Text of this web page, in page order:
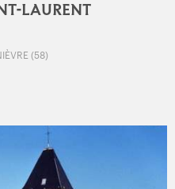
LAURENT
(58)